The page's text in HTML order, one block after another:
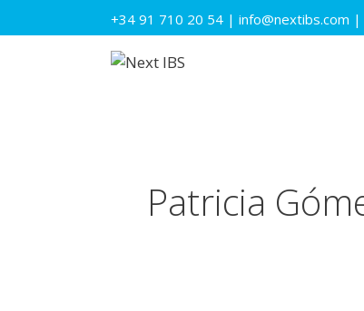
al
+34 91 710 20 54 | info@nextibs.com |
Patricia